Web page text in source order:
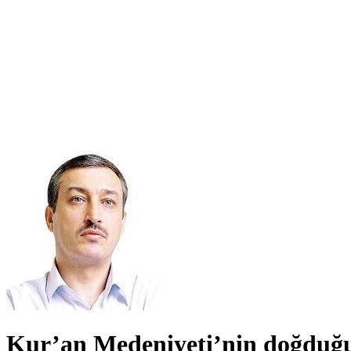
Kur’an Medeniyeti’nin